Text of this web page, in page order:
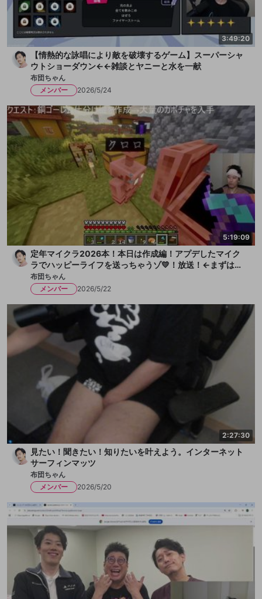
3:49:20
【情熱的な詠唱により敵を破壊するゲーム】スーパーシャ
ウトショーダウン←←雑談とヤニーと水を一献
布団ちゃん
メンバー
2026/5/24
5:19:09
定年マイクラ2026本！本日は作成編！アプデしたマイク
ラでハッピーライフを送っちゃうゾ💛！放送！←まずは水
を一献、そして枇杷ゼリーをちびっと
布団ちゃん
メンバー
2026/5/22
2:27:30
見たい！聞きたい！知りたいを叶えよう。インターネット
サーフィンマッツ
布団ちゃん
メンバー
2026/5/20